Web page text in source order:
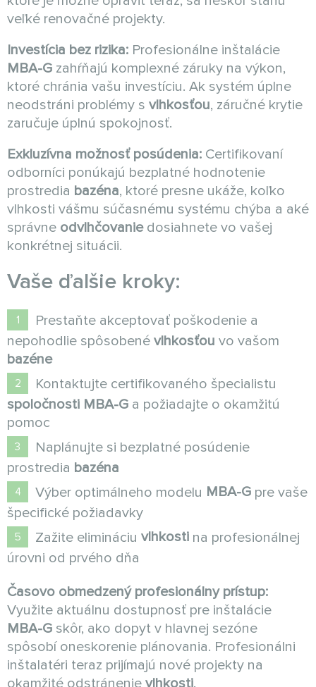
veľké renovačné projekty.
Investícia bez rizika: Profesionálne inštalácie
MBA-G zahŕňajú komplexné záruky na výkon,
ktoré chránia vašu investíciu. Ak systém úplne
neodstráni problémy s vlhkosťou, záručné krytie
zaručuje úplnú spokojnosť.
Exkluzívna možnosť posúdenia: Certifikovaní
odborníci ponúkajú bezplatné hodnotenie
prostredia bazéna, ktoré presne ukáže, koľko
vlhkosti vášmu súčasnému systému chýba a aké
správne odvlhčovaniedosiahnete vo vašej
konkrétnej situácii.
Vaše ďalšie kroky:
Prestaňte akceptovať poškodenie a
nepohodlie spôsobené vlhkosťou vo vašom
bazéne
Kontaktujte certifikovaného špecialistu
spoločnosti MBA-G a požiadajte o okamžitú
pomoc
Naplánujte si bezplatné posúdenie
prostredia bazéna
Výber optimálneho modelu MBA-G pre vaše
špecifické požiadavky
Zažite elimináciu vlhkosti na profesionálnej
úrovni od prvého dňa
Časovo obmedzený profesionálny prístup:
Využite aktuálnu dostupnosť pre inštalácie
MBA-G skôr, ako dopyt v hlavnej sezóne
spôsobí oneskorenie plánovania. Profesionálni
inštalatéri teraz prijímajú nové projekty na
okamžité odstránenie vlhkosti.